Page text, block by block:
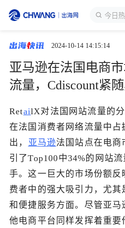
今日
跨境展会
出海服务
出海资讯
跨境报告
出海导航
出海交流群
2024-10-14 14:15:14
亚马逊在法国电商
流量，Cdiscount紧
RetailX对法国网站流量的
在法国消费者网络流量中占
出， 亚马逊法国站点在电商
引了Top100中34%的网站
手。这一巨大的市场份额反
费者中的强大吸引力，尤
和便捷服务方面。尽管亚马
他电商平台同样发挥着重要